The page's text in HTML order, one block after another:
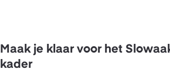
Maak je klaar voor het
kader